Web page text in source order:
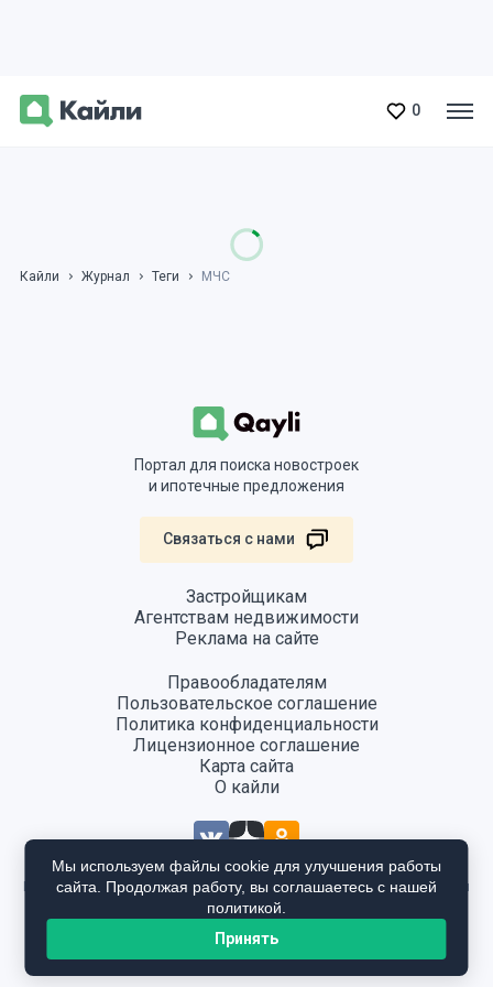
0
Кайли Журнал Теги МЧС
Портал для поиска новостроек
и ипотечные предложения
Связаться с нами
Застройщикам
Агентствам недвижимости
Реклама на сайте
Правообладателям
Пользовательское соглашение
Политика конфиденциальности
Лицензионное соглашение
Карта сайта
О кайли
Информация, размещенная на сайте, не является публичной офертой
и предоставляется в ознакомительных целях. Для получения
подробной информации общайтесь в отдел продаж застройщика.
Мы используем файлы cookie для улучшения работы
сайта. Продолжая работу, вы соглашаетесь с нашей
политикой.
Принять